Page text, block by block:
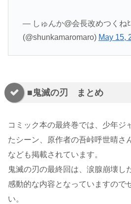
— しゅんか@会長改めつくねﾋ
(@shunkamaromaro) May 15,
■鬼滅の刃 まとめ
コミック本の最終巻では、少年ジ
たシーン、原作者の吾峠呼世晴さ
なども掲載されています。
鬼滅の刃の最終回は、涙腺崩壊し
感動的な内容となっていますので
い。